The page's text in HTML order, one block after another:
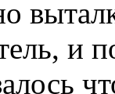
и